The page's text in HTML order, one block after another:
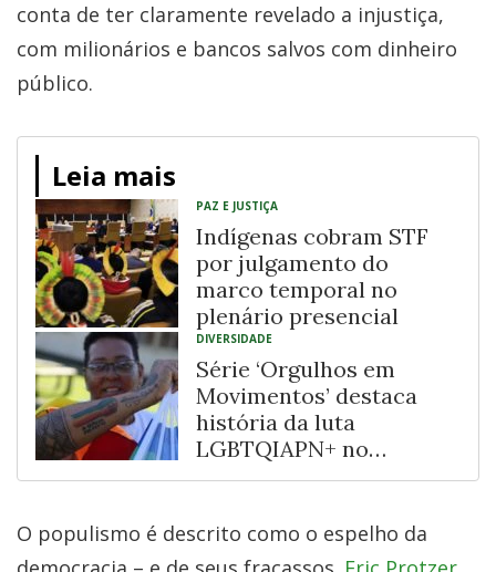
conta de ter claramente revelado a injustiça,
com milionários e bancos salvos com dinheiro
público.
Leia mais
PAZ E JUSTIÇA
Indígenas cobram STF
por julgamento do
marco temporal no
plenário presencial
DIVERSIDADE
Série ‘Orgulhos em
Movimentos’ destaca
história da luta
LGBTQIAPN+ no
Recôncavo Baiano
O populismo é descrito como o espelho da